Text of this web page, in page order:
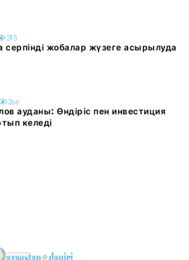
315
жобалар жүзеге асырылуда
266
ауданы: Өндіріс пен инвестиция
келеді